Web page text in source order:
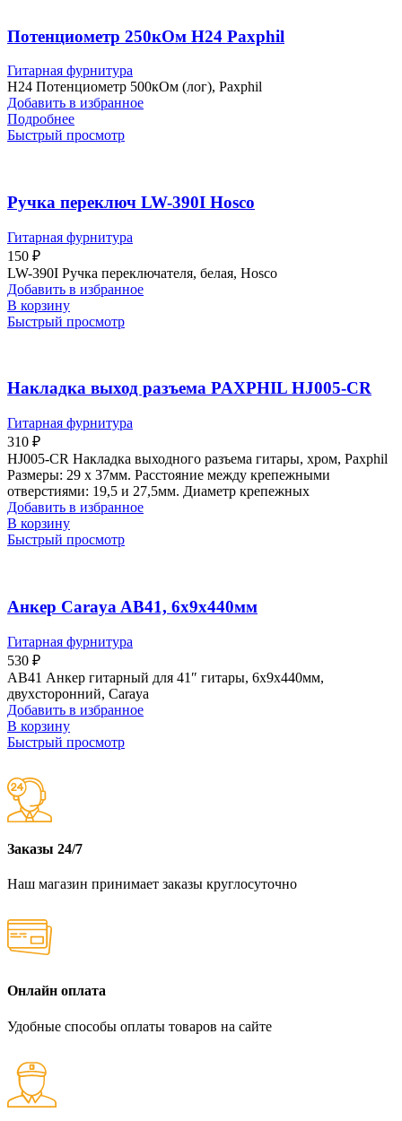
Потенциометр 250кОм H24 Paxphil
Гитарная фурнитура
H24 Потенциометр 500кОм (лог), Paxphil
Добавить в избранное
Подробнее
Быстрый просмотр
Ручка переключ LW-390I Hosco
Гитарная фурнитура
150 ₽
LW-390I Ручка переключателя, белая, Hosco
Добавить в избранное
В корзину
Быстрый просмотр
Накладка выход разъема PAXPHIL HJ005-CR
Гитарная фурнитура
310 ₽
HJ005-CR Накладка выходного разъема гитары, хром, Paxphil
Размеры: 29 х 37мм. Расстояние между крепежными
отверстиями: 19,5 и 27,5мм. Диаметр крепежных
Добавить в избранное
В корзину
Быстрый просмотр
Анкер Caraya AB41, 6х9х440мм
Гитарная фурнитура
530 ₽
AB41 Анкер гитарный для 41″ гитары, 6х9х440мм,
двухсторонний, Caraya
Добавить в избранное
В корзину
Быстрый просмотр
Заказы 24/7
Наш магазин принимает заказы круглосуточно
Онлайн оплата
Удобные способы оплаты товаров на сайте